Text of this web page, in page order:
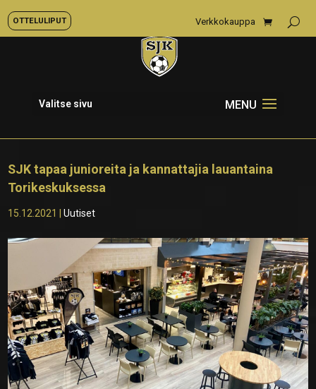
OTTELULIPUT Verkkokauppa
Valitse sivu
SJK tapaa junioreita ja kannattajia lauantaina
Torikeskuksessa
15.12.2021 |Uutiset